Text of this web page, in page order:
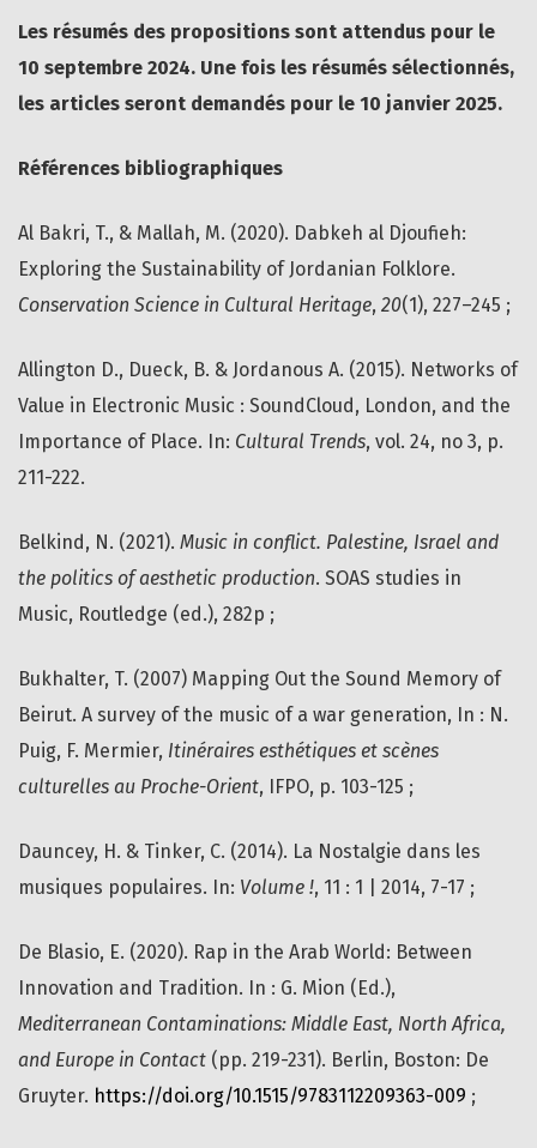
Les résumés des propositions sont attendus pour le
10 septembre 2024. Une fois les résumés sélectionnés,
les articles seront demandés pour le 10 janvier 2025.
Références bibliographiques
Al Bakri, T., & Mallah, M. (2020). Dabkeh al Djoufieh:
Exploring the Sustainability of Jordanian Folklore.
Conservation Science in Cultural Heritage, 20(1), 227–245 ;
Allington D., Dueck, B. & Jordanous A. (2015). Networks of
Value in Electronic Music : SoundCloud, London, and the
Importance of Place. In: Cultural Trends, vol. 24, no 3, p.
211-222.
Belkind, N. (2021). Music in conflict. Palestine, Israel and
the politics of aesthetic production. SOAS studies in
Music, Routledge (ed.), 282p ;
Bukhalter, T. (2007) Mapping Out the Sound Memory of
Beirut. A survey of the music of a war generation, In : N.
Puig, F. Mermier, Itinéraires esthétiques et scènes
culturelles au Proche-Orient, IFPO, p. 103-125 ;
Dauncey, H. & Tinker, C. (2014). La Nostalgie dans les
musiques populaires. In: Volume !, 11 : 1 | 2014, 7-17 ;
De Blasio, E. (2020). Rap in the Arab World: Between
Innovation and Tradition. In : G. Mion (Ed.),
Mediterranean Contaminations: Middle East, North Africa,
and Europe in Contact (pp. 219-231). Berlin, Boston: De
Gruyter. https://doi.org/10.1515/9783112209363-009 ;